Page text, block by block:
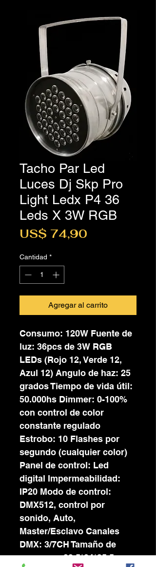
Tacho Par Led
Luces Dj Skp Pro
Light Ledx P4 36
Leds X 3W RGB
US$ 74,90
Cantidad *
Agregar al carrito
Consumo: 120W Fuente de
luz: 36pcs de 3W RGB
LEDs (Rojo 12, Verde 12,
Azul 12) Angulo de haz: 25
grados Tiempo de vida útil:
50.000hs Dimmer: 0-100%
con control de color
constante regulado
Estrobo: 10 Flashes por
segundo (cualquier color)
Panel de control: Led
digital Impermeabilidad:
IP20 Modo de control:
DMX512, control por
sonido, Auto,
Master/Esclavo Canales
DMX: 3/7CH Tamaño de
empaque: 23.5*24*35.5cm